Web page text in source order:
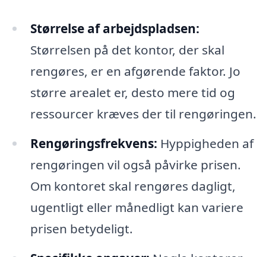
Størrelse af arbejdspladsen:
Størrelsen på det kontor, der skal
rengøres, er en afgørende faktor. Jo
større arealet er, desto mere tid og
ressourcer kræves der til rengøringen.
Rengøringsfrekvens: Hyppigheden af
rengøringen vil også påvirke prisen.
Om kontoret skal rengøres dagligt,
ugentligt eller månedligt kan variere
prisen betydeligt.